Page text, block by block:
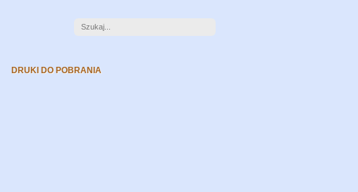
DRUKI DO POBRANIA